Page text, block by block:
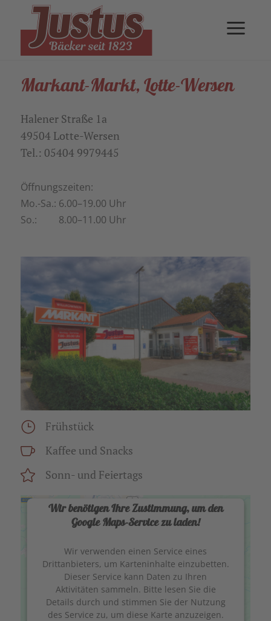
Markant-Markt, Lotte-Wersen
Halener Straße 1a
49504 Lotte-Wersen
Tel.: 05404 9979445
Öffnungszeiten:
Mo.-Sa.: 6.00–19.00 Uhr
So.: 8.00–11.00 Uhr
Frühstück
Kaffee und Snacks
Sonn- und Feiertags
Wir benötigen Ihre Zustimmung, um den
Google Maps-Service zu laden!
Wir verwenden einen Service eines
Drittanbieters, um Karteninhalte einzubetten.
Dieser Service kann Daten zu Ihren
Aktivitäten sammeln. Bitte lesen Sie die
Details durch und stimmen Sie der Nutzung
des Service zu, um diese Karte anzuzeigen.